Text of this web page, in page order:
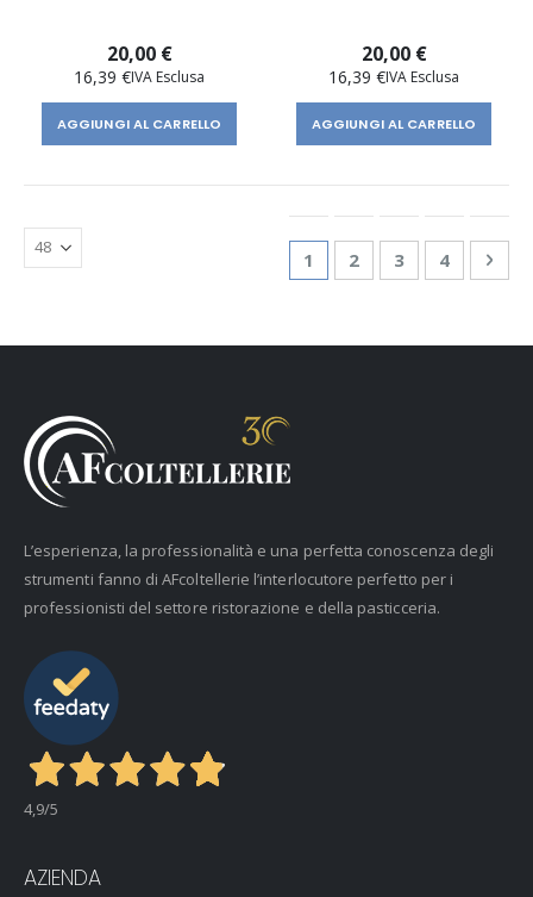
20,00 €
16,39 €
AGGIUNGI AL CARRELLO
20,00 €
16,39 €
AGGIUNGI AL CARRELLO
Attualmente stai
1 Pagina
2 Pagina
3 Pagina
4
L’esperienza, la professionalità e una perfetta conoscenza degli
strumenti fanno di AFcoltellerie l’interlocutore perfetto per i
professionisti del settore ristorazione e della pasticceria.
4,9/5
AZIENDA